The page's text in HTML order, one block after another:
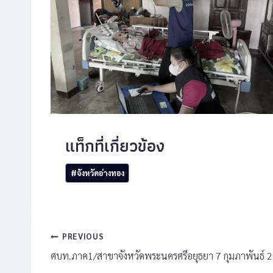
Post
Tags:
#จังหวัดอ่างทอง
แนะแนว
เรื่อง
PREVIOUS
ศบท.ภาค1/สาขาจังหวัดพระนครศรีอยุธยา 7 กุมภาพันธ์